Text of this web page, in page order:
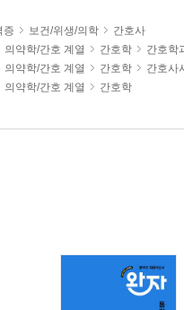
증 보건/위생/의학
간호사
의약학/간호 계열 간호학
간호학
의약학/간호 계열 간호학
간호사
의약학/간호 계열 간호학